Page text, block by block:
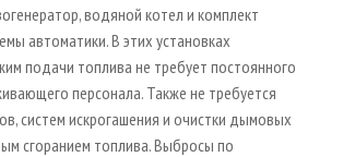
водяной котел и комплект
автоматики. В этих установках
подачи топлива не требует постоянного
персонала. Также не требуется
систем искрогашения и очистки дымовых
сгоранием топлива. Выбросы по